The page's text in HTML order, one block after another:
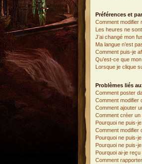
Préférences et
Comment modifier
Les heures ne
J’ai changé mon
Ma langue n’est
Comment puis-je
Qu’est-ce que
Lorsque je clique
Problèmes liés
Comment poster
Comment modifier
Comment ajouter
Comment créer un
Pourquoi ne puis-
Comment modifier
Pourquoi ne puis-
Pourquoi ne puis-
Pourquoi ai-je
Comment